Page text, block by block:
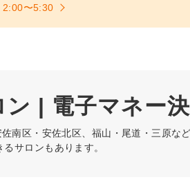
2:00〜5:30
| 電子マネー
南区・安佐北区、福山・尾道・三原な
サロンもあります。